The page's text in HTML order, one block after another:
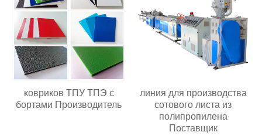
ковриков ТПУ ТПЭ с
бортами Производитель
линия для производства
сотового листа из
полипропилена
Поставщик